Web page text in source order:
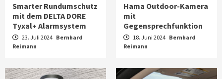
Smarter Rundumschutz
mit dem DELTA DORE
Tyxal+ Alarmsystem
23. Juli 2024 Bernhard
Reimann
Hama Outdoor-Kamera
mit
Gegensprechfunktion
18. Juni 2024 Bernhard
Reimann